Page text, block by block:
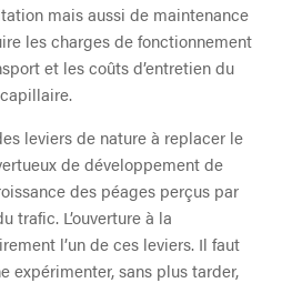
mais aussi de maintenance
les charges de fonctionnement
et les coûts d’entretien du
leviers de nature à replacer le
de développement de
des péages perçus par
trafic. L’ouverture à la
l’un de ces leviers. Il faut
expérimenter, sans plus tarder,